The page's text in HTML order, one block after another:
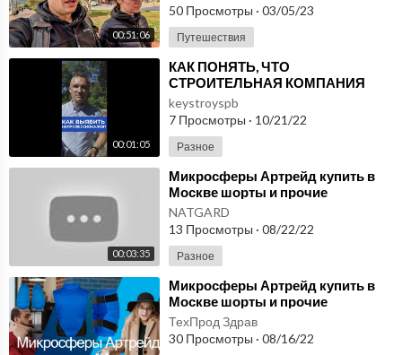
00:51:06
50 Просмотры · 03/05/23
Путешествия
00:01:05
⁣КАК ПОНЯТЬ, ЧТО
СТРОИТЕЛЬНАЯ КОМПАНИЯ
РАБОТАЕТ
НЕПРОФЕССИОНАЛЬНО?
Краткий мануал и что делать?
keystroyspb
7 Просмотры · 10/21/22
Разное
00:03:35
⁣Микросферы Артрейд купить в
Москве шорты и прочие
микросферы. Как это работает?
Узнаем вместе!
NATGARD
13 Просмотры · 08/22/22
Разное
⁣Микросферы Артрейд купить в
Москве шорты и прочие
микросферы. Как это работает
NPOTPZ ru?
ТехПрод Здрав
30 Просмотры · 08/16/22